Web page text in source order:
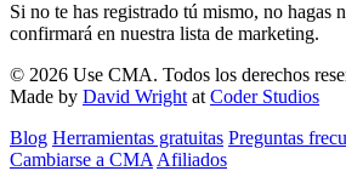
Si no te has registrado tú mismo, no hagas
confirmará en nuestra lista de marketing.
© 2026 Use CMA. Todos los derechos
Made by David Wright at Coder Studios
Blog‎ Herramientas gratuitas Preguntas
Cambiarse a CMA Afiliados